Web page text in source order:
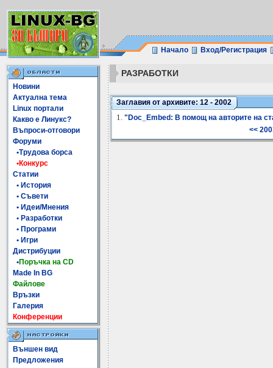
Начало Вход/Регистрация
Новини
Актуална тема
Linux портали
Какво е Линукс?
Въпроси-отговори
Форуми
•Трудова борса
•Конкурс
Статии
• История
• Съвети
• Идеи/Мнения
• Разработки
• Програми
• Игри
Дистрибуции
•Поръчка на CD
Made In BG
Файлове
Връзки
Галерия
Конференции
Външен вид
Предложения
РАЗРАБОТКИ
Заглавия от архивите: 12 - 2002
1. "Doc_Embed: В помощ на авторите на
<<